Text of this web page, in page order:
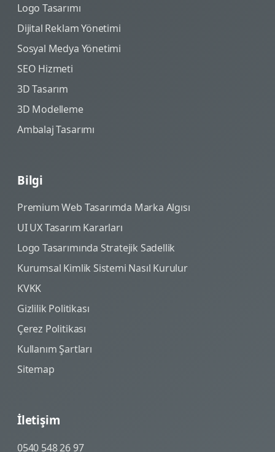
Logo Tasarımı
Dijital Reklam Yönetimi
Sosyal Medya Yönetimi
SEO Hizmeti
3D Tasarım
3D Modelleme
Ambalaj Tasarımı
Bilgi
Premium Web Tasarımda Marka Algısı
UI UX Tasarım Kararları
Logo Tasarımında Stratejik Sadellik
Kurumsal Kimlik Sistemi Nasıl Kurulur
KVKK
Gizlilik Politikası
Çerez Politikası
Kullanım Şartları
Sitemap
İletişim
0540 548 26 97